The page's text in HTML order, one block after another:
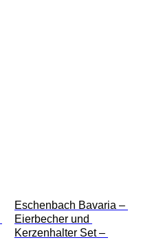
Eschenbach Bavaria –
Eierbecher und
Kerzenhalter Set –